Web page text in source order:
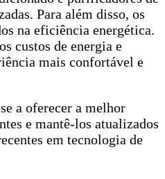
Para além disso, os
na eficiência energética.
custos de energia e
mais confortável e
a oferecer a melhor
e mantê-los atualizados
em tecnologia de